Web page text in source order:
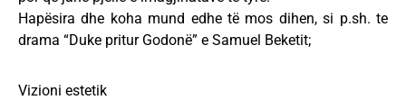
Hapësira dhe koha mund edhe të mos dihen, si p.sh. te
drama “Duke pritur Godonë” e Samuel Beketit;
Vizioni estetik